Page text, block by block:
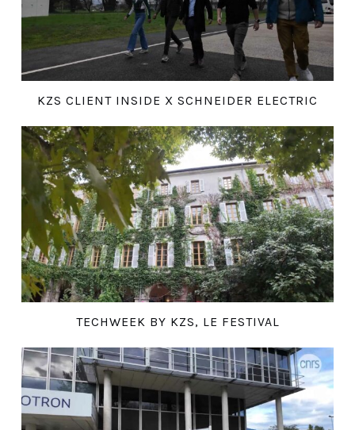
KZS CLIENT INSIDE X SCHNEIDER ELECTRIC
TECHWEEK BY KZS, LE FESTIVAL